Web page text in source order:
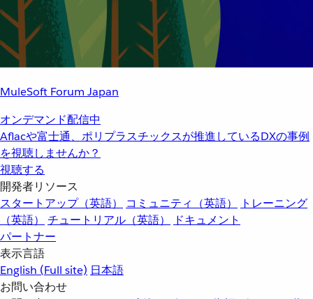
MuleSoft Forum Japan
オンデマンド配信中
Aflacや富士通、ポリプラスチックスが推進しているDXの事例
を視聴しませんか？
視聴する
開発者リソース
スタートアップ（英語）
コミュニティ（英語）
トレーニング
（英語）
チュートリアル（英語）
ドキュメント
パートナー
表示言語
English (Full site) 日本語
お問い合わせ